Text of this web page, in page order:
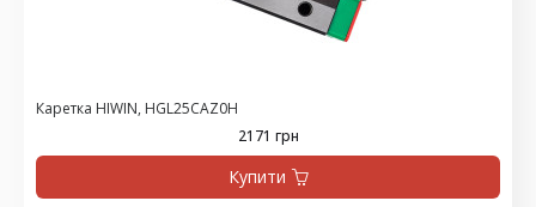
Каретка HIWIN, HGL25CAZ0H
2171 грн
Купити